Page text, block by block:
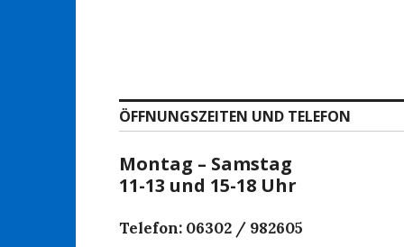
ÖFFNUNGSZEITEN UND TELEFON
Montag – Samstag
11-13 und 15-18 Uhr
Telefon: 06302 / 982605